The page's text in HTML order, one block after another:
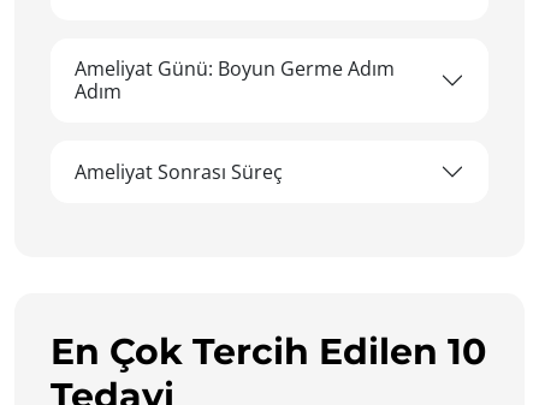
Ameliyat Günü: Boyun Germe Adım
Adım
Ameliyat Sonrası Süreç
En Çok Tercih Edilen 10
Tedavi